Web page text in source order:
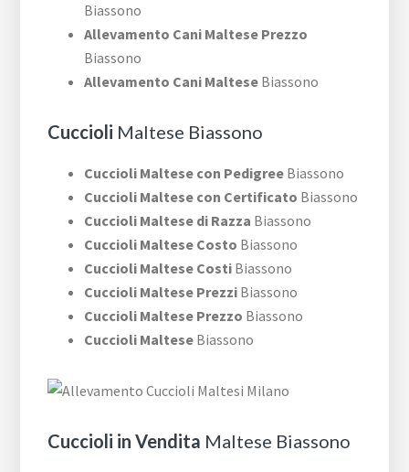
Biassono
Allevamento Cani Maltese Prezzo
Biassono
Allevamento Cani Maltese Biassono
Cuccioli Maltese Biassono
Cuccioli Maltese con Pedigree Biassono
Cuccioli Maltese con Certificato Biassono
Cuccioli Maltese di Razza Biassono
Cuccioli Maltese Costo Biassono
Cuccioli Maltese Costi Biassono
Cuccioli Maltese Prezzi Biassono
Cuccioli Maltese Prezzo Biassono
Cuccioli Maltese Biassono
Cuccioli in Vendita Maltese Biassono